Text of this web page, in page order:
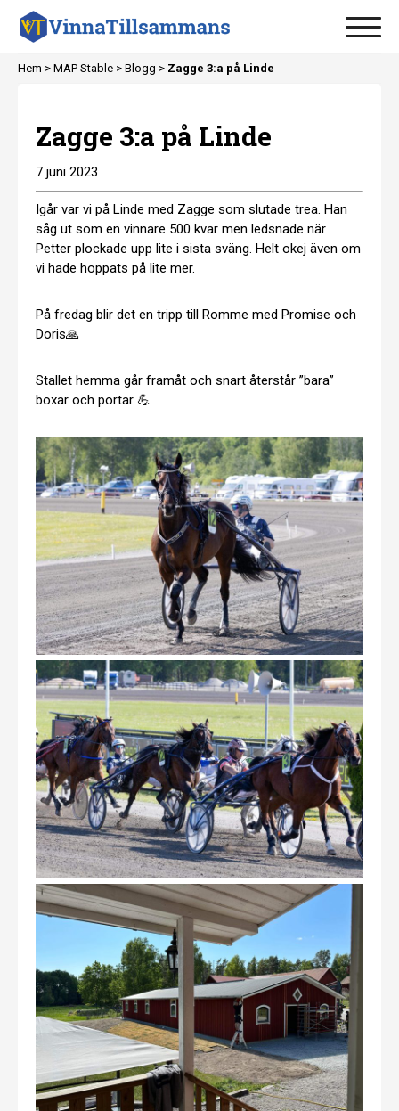
Hem > MAP Stable > Blogg > Zagge 3:a på Linde
Zagge 3:a på Linde
7 juni 2023
Igår var vi på Linde med Zagge som slutade trea. Han
såg ut som en vinnare 500 kvar men ledsnade när
Petter plockade upp lite i sista sväng. Helt okej även om
vi hade hoppats på lite mer.
På fredag blir det en tripp till Romme med Promise och
Doris🙏
Stallet hemma går framåt och snart återstår ”bara”
boxar och portar 💪